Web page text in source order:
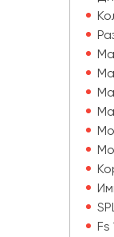
Fs